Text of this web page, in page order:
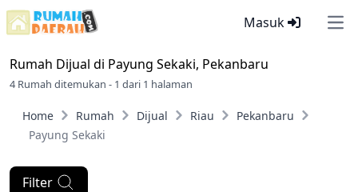
Masuk
Rumah Dijual di Payung Sekaki, Pekanbaru
4 Rumah ditemukan - 1 dari 1 halaman
Home Rumah Dijual Riau
Pekanbaru
Payung Sekaki
Filter